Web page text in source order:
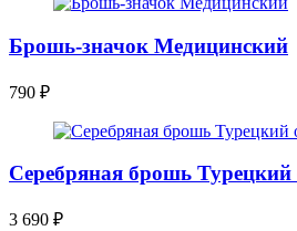
Брошь-значок Медицинский
790 ₽
Серебряная брошь Турецкий
3 690 ₽